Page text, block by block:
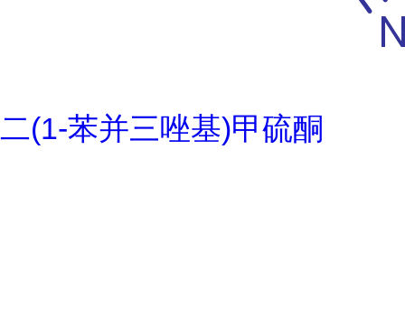
二(1-苯并三唑基)甲硫酮